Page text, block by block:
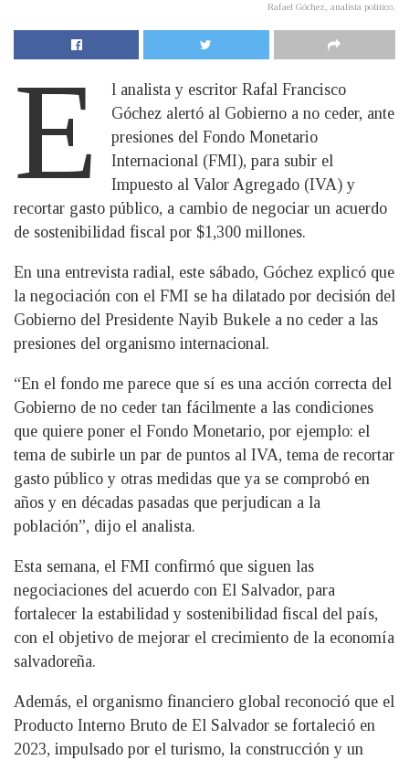
Rafael Góchez, analista político.
E
l analista y escritor Rafal Francisco
Góchez alertó al Gobierno a no ceder, ante
presiones del Fondo Monetario
Internacional (FMI), para subir el
Impuesto al Valor Agregado (IVA) y
recortar gasto público, a cambio de negociar un acuerdo
de sostenibilidad fiscal por $1,300 millones.
En una entrevista radial, este sábado, Góchez explicó que
la negociación con el FMI se ha dilatado por decisión del
Gobierno del Presidente Nayib Bukele a no ceder a las
presiones del organismo internacional.
“En el fondo me parece que sí es una acción correcta del
Gobierno de no ceder tan fácilmente a las condiciones
que quiere poner el Fondo Monetario, por ejemplo: el
tema de subirle un par de puntos al IVA, tema de recortar
gasto público y otras medidas que ya se comprobó en
años y en décadas pasadas que perjudican a la
población”, dijo el analista.
Esta semana, el FMI confirmó que siguen las
negociaciones del acuerdo con El Salvador, para
fortalecer la estabilidad y sostenibilidad fiscal del país,
con el objetivo de mejorar el crecimiento de la economía
salvadoreña.
Además, el organismo financiero global reconoció que el
Producto Interno Bruto de El Salvador se fortaleció en
2023, impulsado por el turismo, la construcción y un